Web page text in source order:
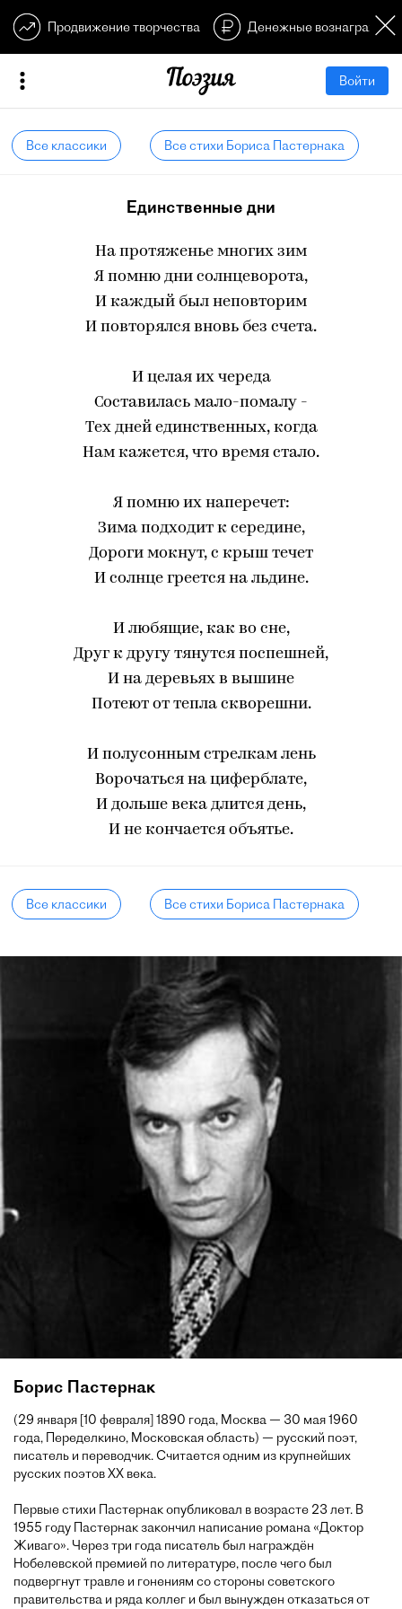
Продвижение творчества Денежные
Войти
Все классики Все стихи Бориса Пастернака
Единственные дни
На протяженье многих зим
Я помню дни солнцеворота,
И каждый был неповторим
И повторялся вновь без счета.
И целая их череда
Составилась мало-помалу -
Тех дней единственных, когда
Нам кажется, что время стало.
Я помню их наперечет:
Зима подходит к середине,
Дороги мокнут, с крыш течет
И солнце греется на льдине.
И любящие, как во сне,
Друг к другу тянутся поспешней,
И на деревьях в вышине
Потеют от тепла скворешни.
И полусонным стрелкам лень
Ворочаться на циферблате,
И дольше века длится день,
И не кончается объятье.
Все классики Все стихи Бориса Пастернака
Борис Пастернак
(29 января [10 февраля] 1890 года, Москва — 30 мая 1960
года, Переделкино, Московская область) — русский поэт,
писатель и переводчик. Считается одним из крупнейших
русских поэтов XX века.
Первые стихи Пастернак опубликовал в возрасте 23 лет. В
1955 году Пастернак закончил написание романа «Доктор
Живаго». Через три года писатель был награждён
Нобелевской премией по литературе, после чего был
подвергнут травле и гонениям со стороны советского
правительства и ряда коллег и был вынужден отказаться от